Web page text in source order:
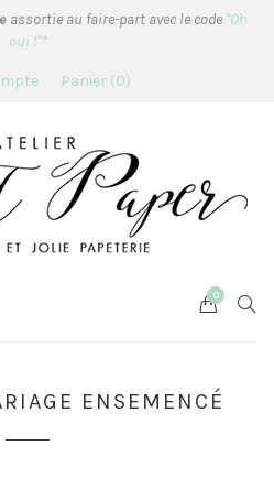
assortie au faire-part avec le code "Oh
oui !"*
Panier 0
Cart
0
ENSEMENCÉ